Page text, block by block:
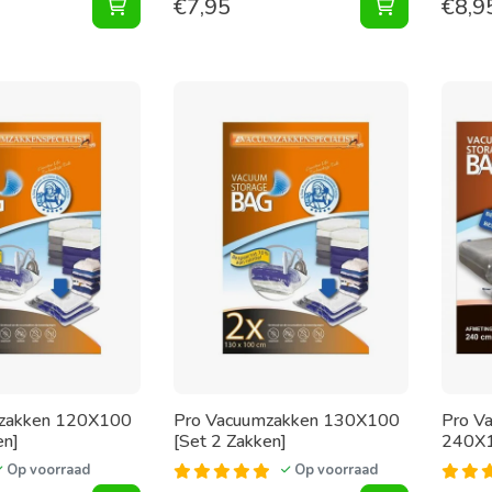
Vacuumzakken 40X60 [Set 2 Zakken]
€7,95 €
120X100
Op voorraad
Pro Vacuumzakken 130X100
[Set 2 Zakken]
Op voorraad
Pro